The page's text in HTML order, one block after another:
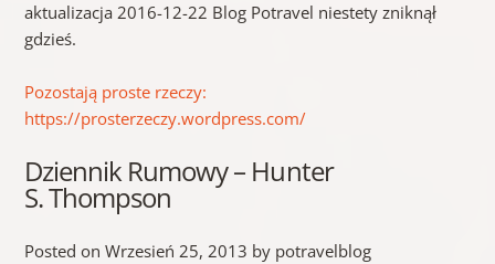
aktualizacja 2016-12-22 Blog Potravel niestety zniknął
gdzieś.
Pozostają proste rzeczy:
https://prosterzeczy.wordpress.com/
Dziennik Rumowy – Hunter
S. Thompson
Posted on Wrzesień 25, 2013 by potravelblog